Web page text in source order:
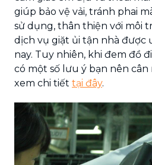
giúp bảo vệ vải, tránh phai
sử dụng, thân thiện với môi
dịch vụ giặt ủi tận nhà được
nay. Tuy nhiên, khi đem đồ
có một số lưu ý bạn nên cân
xem chi tiết tại đây.